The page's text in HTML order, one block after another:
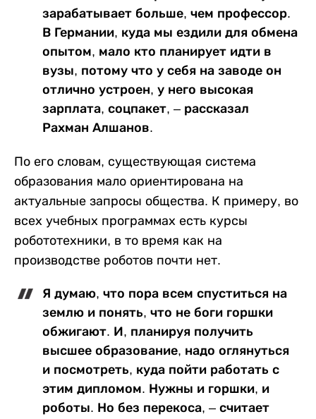
зарабатывает больше, чем профессор.
В Германии, куда мы ездили для обмена
опытом, мало кто планирует идти в
вузы, потому что у себя на заводе он
отлично устроен, у него высокая
зарплата, соцпакет, – рассказал
Рахман Алшанов.
По его словам, существующая система
образования мало ориентирована на
актуальные запросы общества. К примеру, во
всех учебных программах есть курсы
робототехники, в то время как на
производстве роботов почти нет.
Я думаю, что пора всем спуститься на
землю и понять, что не боги горшки
обжигают. И, планируя получить
высшее образование, надо оглянуться
и посмотреть, куда пойти работать с
этим дипломом. Нужны и горшки, и
роботы. Но без перекоса, – считает